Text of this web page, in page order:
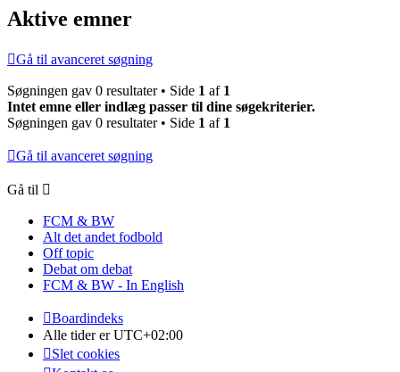
Aktive emner
Gå til avanceret søgning
Søgningen gav 0 resultater • Side 1 af 1
Intet emne eller indlæg passer til dine søgekriterier.
Søgningen gav 0 resultater • Side 1 af 1
Gå til avanceret søgning
Gå til
FCM & BW
Alt det andet fodbold
Off topic
Debat om debat
FCM & BW - In English
Boardindeks
Alle tider erUTC+02:00
Slet cookies